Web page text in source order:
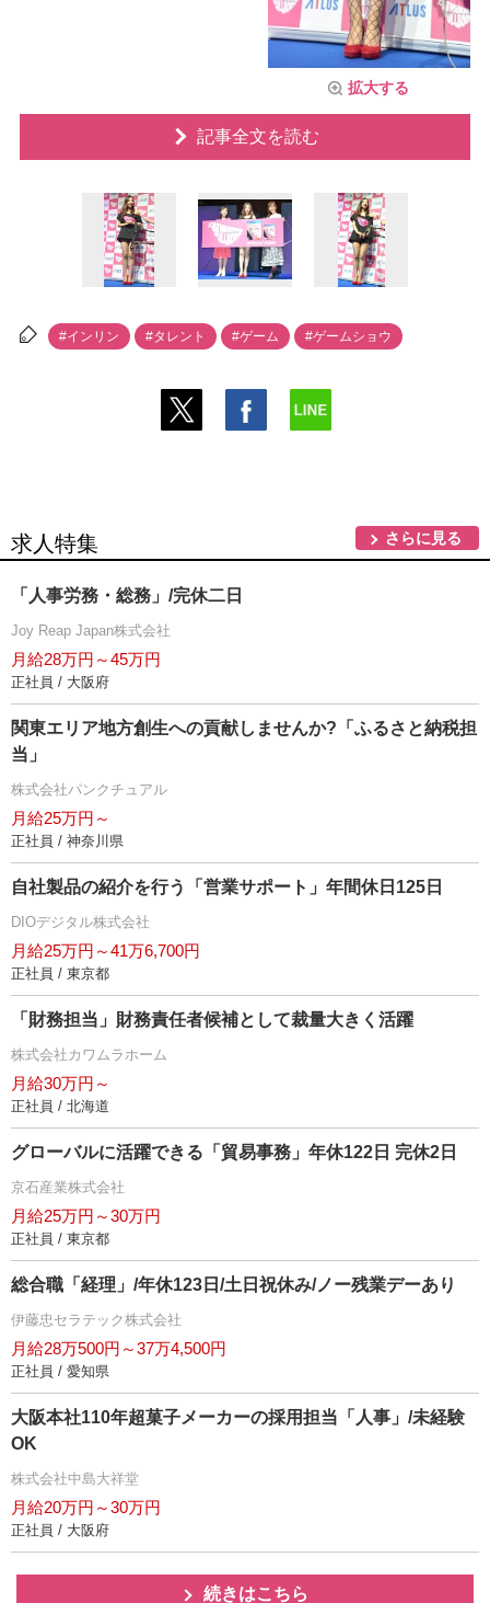
拡大する
記事全文を読む
#インリン #タレント #ゲーム #ゲームショウ
求人特集 さらに見る
「人事労務・総務」/完休二日
Joy Reap Japan株式会社
月給28万円～45万円
正社員 / 大阪府
関東エリア地方創生への貢献しませんか?「ふるさと納税担
当」
株式会社パンクチュアル
月給25万円～
正社員 / 神奈川県
自社製品の紹介を行う「営業サポート」年間休日125日
DIOデジタル株式会社
月給25万円～41万6,700円
正社員 / 東京都
「財務担当」財務責任者候補として裁量大きく活躍
株式会社カワムラホーム
月給30万円～
正社員 / 北海道
グローバルに活躍できる「貿易事務」年休122日 完休2日
京石産業株式会社
月給25万円～30万円
正社員 / 東京都
総合職「経理」/年休123日/土日祝休み/ノー残業デーあり
伊藤忠セラテック株式会社
月給28万500円～37万4,500円
正社員 / 愛知県
大阪本社110年超菓子メーカーの採用担当「人事」/未経験
OK
株式会社中島大祥堂
月給20万円～30万円
正社員 / 大阪府
続きはこちら